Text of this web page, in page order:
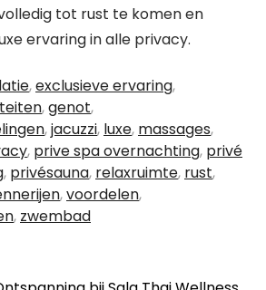
tot rust te komen en
ervaring in alle privacy.
,exclusieve ervaring,
,genot,
,jacuzzi, luxe, massages,
, prive spa overnachting, privé
, privésauna, relaxruimte, rust,
,voordelen,
, zwembad